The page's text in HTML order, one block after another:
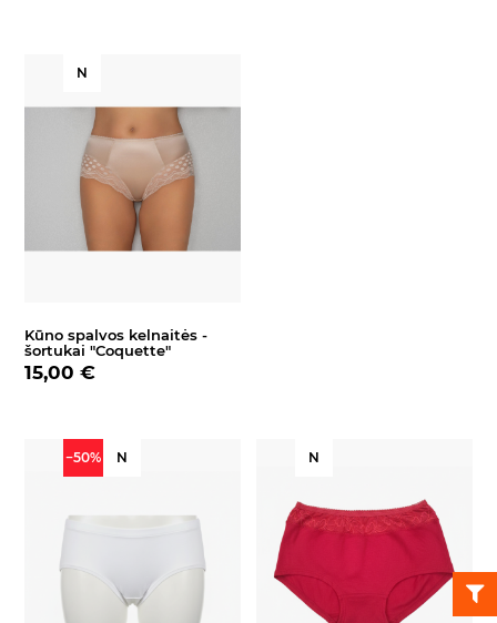
N
Kūno spalvos kelnaitės -
šortukai "Coquette"
15,00 €
−50% N N